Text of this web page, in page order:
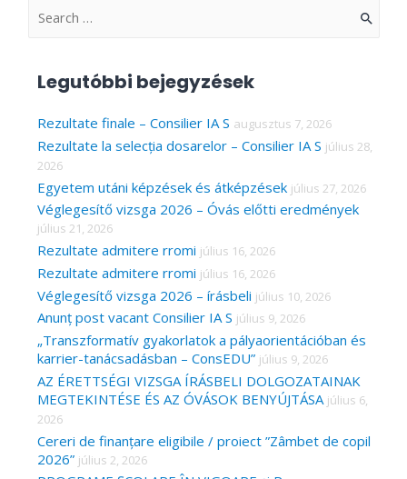
S
c
h
f
o
r
:
Legutóbbi bejegyzések
Rezultate finale – Consilier IA S augusztus 7, 2026
Rezultate la selecția dosarelor – Consilier IA S július 28,
2026
Egyetem utáni képzések és átképzések július 27, 2026
Véglegesítő vizsga 2026 – Óvás előtti eredmények
július 21, 2026
Rezultate admitere rromi július 16, 2026
Rezultate admitere rromi július 16, 2026
Véglegesítő vizsga 2026 – írásbeli július 10, 2026
Anunț post vacant Consilier IA S július 9, 2026
„Transzformatív gyakorlatok a pályaorientációban és
karrier-tanácsadásban – ConsEDU” július 9, 2026
AZ ÉRETTSÉGI VIZSGA ÍRÁSBELI DOLGOZATAINAK
MEGTEKINTÉSE ÉS AZ ÓVÁSOK BENYÚJTÁSA július 6,
2026
Cereri de finanțare eligibile / proiect ”Zâmbet de copil
2026” július 2, 2026